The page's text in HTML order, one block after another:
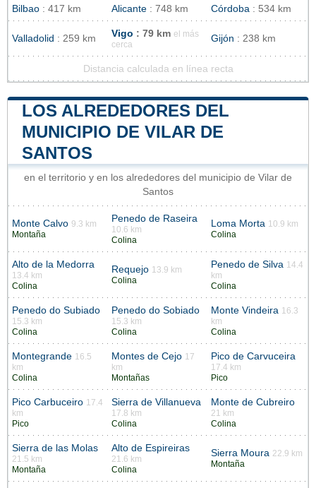
Bilbao : 417 km Alicante : 748 km Córdoba : 534 km
Valladolid : 259 km Vigo : 79 km el más
cerca
Gijón : 238 km
Distancia calculada en línea recta
LOS ALREDEDORES DEL
MUNICIPIO DE VILAR DE
SANTOS
en el territorio y en los alrededores del municipio de Vilar de
Santos
Monte Calvo 9.3 km
Montaña
Penedo de Raseira
10.6 km
Colina
Loma Morta 10.9 km
Colina
Alto de la Medorra
13.4 km
Colina
Requejo 13.9 km
Colina
Penedo de Silva 14.4
km
Colina
Penedo do Subiado
15.3 km
Colina
Penedo do Sobiado
15.3 km
Colina
Monte Vindeira 16.3
km
Colina
Montegrande 16.5
km
Colina
Montes de Cejo 17
km
Montañas
Pico de Carvuceira
17.4 km
Pico
Pico Carbuceiro 17.4
km
Pico
Sierra de Villanueva
17.8 km
Colina
Monte de Cubreiro
21 km
Colina
Sierra de las Molas
21.5 km
Montaña
Alto de Espireiras
21.6 km
Colina
Sierra Moura 22.9 km
Montaña